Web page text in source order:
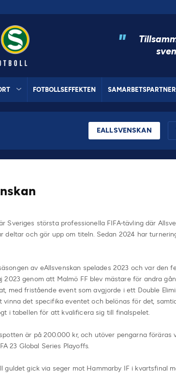
"
FOTBOLLSEFFEKTEN
EALLSVENSKAN
Sveriges största professionella FIFA-tävling där
deltar och gör upp om titeln. Sedan 2024 har
av eAllsvenskan spelades 2023 och var den
2023 genom att Malmö FF blev mästare för andra
med fristående event som avgjorde i ett Double
vinna det specifika eventet och belönas för det,
i tabellen för att kvalificera sig till finalspelet.
är på 200.000 kr, och utöver pengarna föräras
23 Global Series Playoffs.
guldet gick via seger mot Hammarby IF i kvartsfinal